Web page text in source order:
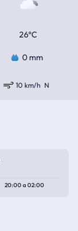
26ºC
0 mm
10 km/h N
20:00a02:00